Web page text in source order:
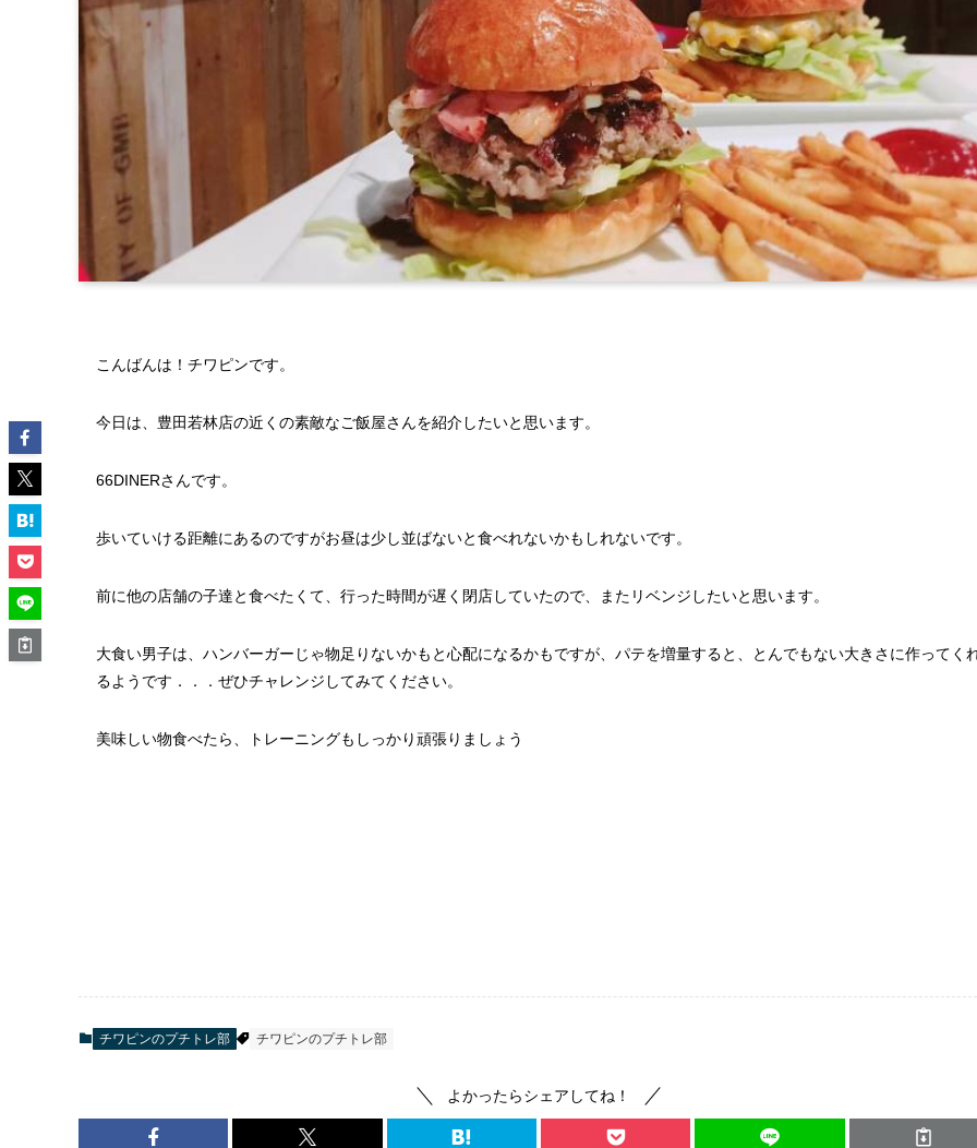
こんばんは！チワピンです。
今日は、豊田若林店の近くの素敵なご飯屋さんを紹介したいと思います。
66DINERさんです。
歩いていける距離にあるのですがお昼は少し並ばないと食べれないかもしれないです。
前に他の店舗の子達と食べたくて、行った時間が遅く閉店していたので、またリベンジしたいと思います。
大食い男子は、ハンバーガーじゃ物足りないかもと心配になるかもですが、パテを増量すると、とんでもない大きさに作ってく
るようです．．．ぜひチャレンジしてみてください。
美味しい物食べたら、トレーニングもしっかり頑張りましょう
チワピンのプチトレ部 チワピンのプチトレ部
よかったらシェアしてね！